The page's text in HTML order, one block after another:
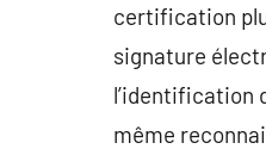
certification
signature
l’identification
même